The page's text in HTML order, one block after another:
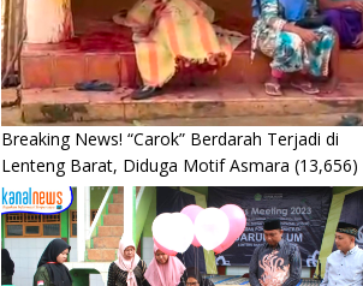
Breaking News! “Carok” Berdarah Terjadi di
Lenteng Barat, Diduga Motif Asmara (13,656)